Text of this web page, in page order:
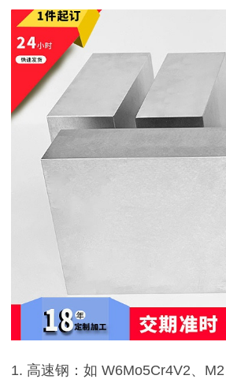
1. 高速钢：如 W6Mo5Cr4V2、M2